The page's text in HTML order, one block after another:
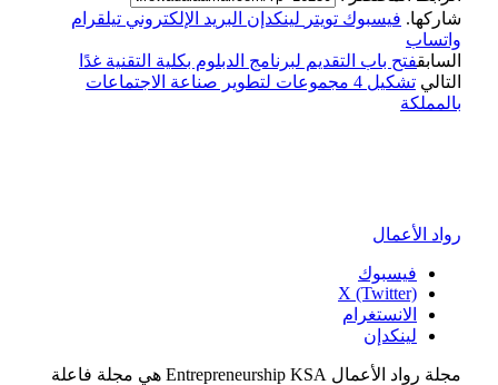
شاركها. فيسبوك تويتر لينكدإن البريد الإلكتروني تيلقرام
واتساب
السابقفتح باب التقديم لبرنامج الدبلوم بكلية التقنية غدًا
التالي
تشكيل 4 مجموعات لتطوير صناعة الاجتماعات
بالمملكة
رواد الأعمال
فيسبوك
X (Twitter)
الانستغرام
لينكدإن
مجلة رواد الأعمال Entrepreneurship KSA هي مجلة فاعلة